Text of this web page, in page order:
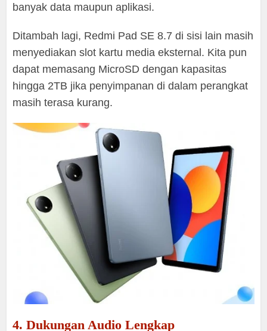
banyak data maupun aplikasi.
Ditambah lagi, Redmi Pad SE 8.7 di sisi lain masih
menyediakan slot kartu media eksternal. Kita pun
dapat memasang MicroSD dengan kapasitas
hingga 2TB jika penyimpanan di dalam perangkat
masih terasa kurang.
4. Dukungan Audio Lengkap